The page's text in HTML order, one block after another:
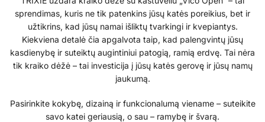
sprendimas, kuris ne tik patenkins jūsų katės poreikius, bet ir
užtikrins, kad jūsų namai išliktų tvarkingi ir kvepiantys.
Kiekviena detalė čia apgalvota taip, kad palengvintų jūsų
kasdienybę ir suteiktų augintiniui patogią, ramią erdvę. Tai nėra
tik kraiko dėžė – tai investicija į jūsų katės gerovę ir jūsų namų
jaukumą.
Pasirinkite kokybę, dizainą ir funkcionalumą viename – suteikite
savo katei geriausią, o sau – ramybę ir švarą.